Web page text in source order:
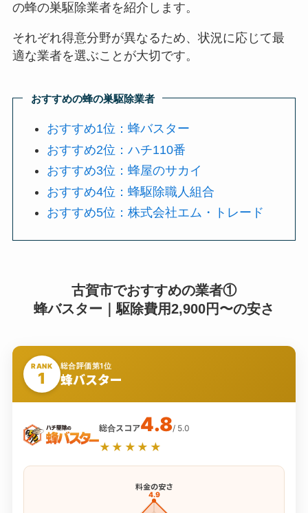
の蜂の巣駆除業者を紹介します。
それぞれ得意分野が異なるため、状況に応じて最
適な業者を選ぶことが大切です。
おすすめの蜂の巣駆除業者
おすすめ1位：蜂バスター
おすすめ2位：ハチ110番
おすすめ3位：蜂屋のサカイ
おすすめ4位：蜂駆除職人組合
おすすめ5位：株式会社エム・トレード
古賀市でおすすめの業者①
蜂バスター｜駆除費用2,900円〜の安さ
RANK
1
総合評価第1位
蜂バスター
総合スコア4.8/ 5.0
★★★★★
料金の安さ
4.9